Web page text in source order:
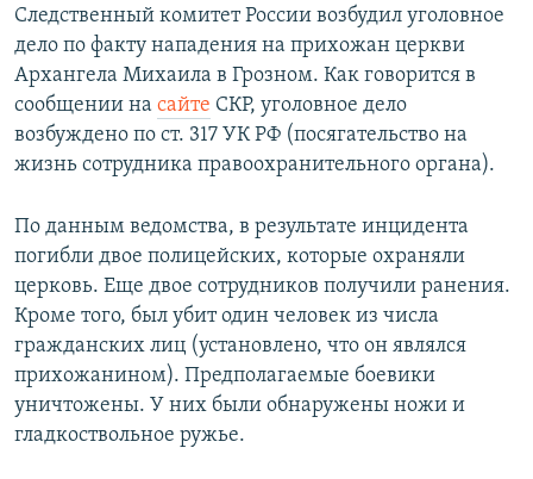
Все сайты РСЕ/РС
Следственный комитет России возбудил уголовное
дело по факту нападения на прихожан церкви
Архангела Михаила в Грозном. Как говорится в
сообщении на сайте СКР, уголовное дело
возбуждено по ст. 317 УК РФ (посягательство на
жизнь сотрудника правоохранительного органа).
По данным ведомства, в результате инцидента
погибли двое полицейских, которые охраняли
церковь. Еще двое сотрудников получили ранения.
Кроме того, был убит один человек из числа
гражданских лиц (установлено, что он являлся
прихожанином). Предполагаемые боевики
уничтожены. У них были обнаружены ножи и
гладкоствольное ружье.